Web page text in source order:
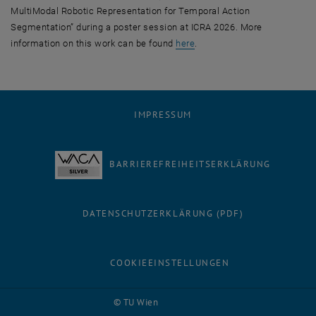
MultiModal Robotic Representation for Temporal Action
Segmentation” during a poster session at ICRA 2026. More
information on this work can be found here, öffnet eine externe URL in
.
© TU Wien
IMPRESSUM
BARRIEREFREIHEITSERKLÄRUNG
DATENSCHUTZERKLÄRUNG (PDF)
COOKIEEINSTELLUNGEN